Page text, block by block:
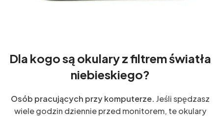
Dla kogo są okulary z filtrem światła
niebieskiego?
Osób pracujących przy komputerze. Jeśli spędzasz
wiele godzin dziennie przed monitorem, te okulary